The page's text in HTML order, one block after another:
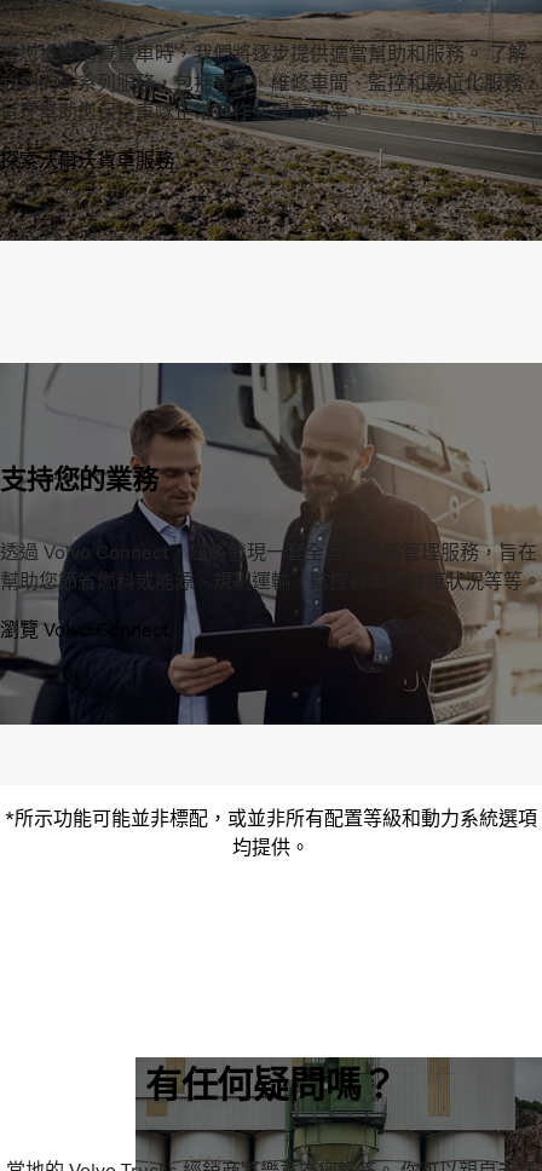
當您投資購買貨車時，我們將逐步提供適當幫助和服務。 了解
我們的一系列服務，包括零件、維修車間、監控和數位化服務，
旨在幫助您保持車隊正常運作並提高效率。
探索沃爾沃貨車服務
支持您的業務
透過 Volvo Connect，您將發現一套全面的車隊管理服務，旨在
幫助您節省燃料或能源、規劃運輸、監控貨車的健康狀況等等。
瀏覽 Volvo Connect
*所示功能可能並非標配，或並非所有配置等級和動力系統選項
均提供。
有任何疑問嗎？